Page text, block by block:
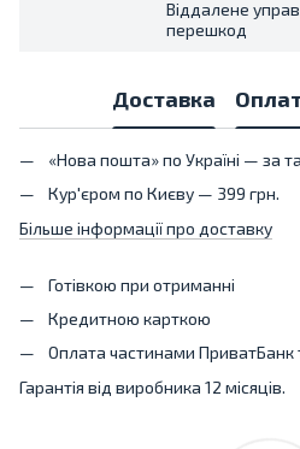
Віддалене
перешкод
Доставка
«Нова пошта» по Україні — за
Кур'єром по Києву — 399 грн.
Більше інформації про доставку
Готівкою при отриманні
Кредитною карткою
Оплата частинами ПриватБанк
Гарантія від виробника 12 місяців.